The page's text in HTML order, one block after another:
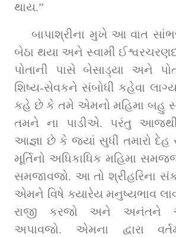
થાય.”
બાપાશ્રીના મુખે આ વાત સાંભળતાં
બેઠા થયા અને સ્વામી
પોતાની પાસે બેસાડ્યા અને
શિષ્ય-સેવકને સંબોધી કહેવા
કહે છે કે તમે એમનો મહિમા બહુ
તમને ના પાડીએ. પરંતુ
આજ્ઞા છે કે જ્યાં સુધી તમારો
મૂર્તિનો અધિકાધિક મહિમા
સમજાવજો. આ તો શ્રીહરિના
એમને વિષે ક્યારેય મનુષ્યભાવ
રાજી કરજો અને અનંતને
અપાવજો. એમના દ્વારા